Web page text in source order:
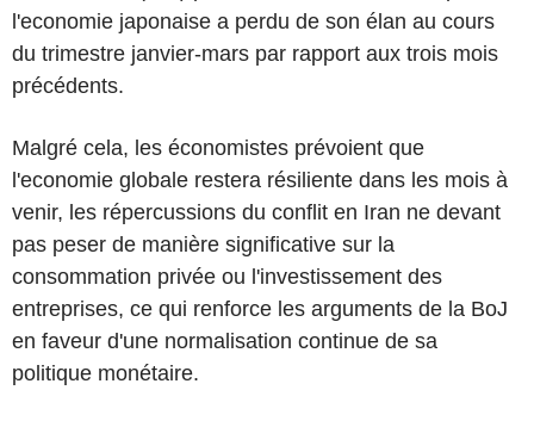
l'economie japonaise a perdu de son élan au cours
du trimestre janvier-mars par rapport aux trois mois
précédents.
Malgré cela, les économistes prévoient que
l'economie globale restera résiliente dans les mois à
venir, les répercussions du conflit en Iran ne devant
pas peser de manière significative sur la
consommation privée ou l'investissement des
entreprises, ce qui renforce les arguments de la BoJ
en faveur d'une normalisation continue de sa
politique monétaire.